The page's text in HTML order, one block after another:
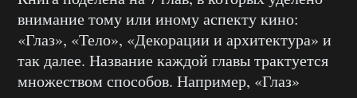
внимание тому или иному аспекту кино:
«Глаз», «Тело», «Декорации и архитектура» и
так далее. Название каждой главы трактуется
множеством способов. Например, «Глаз»